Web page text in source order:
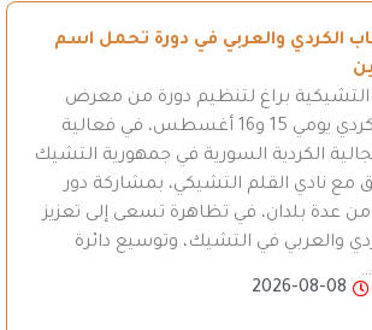
الكردي والعربي في دورة تحمل اسم
براغ لتنظيم دورة من معرض
الكتاب العربي والكردي يومي 15 و16 أغسطس، في فعالية
الكردية السورية في جمهورية التشيك
مع نادي القلم التشيكي، بمشاركة دور
عدة بلدان، في تظاهرة تسعى إلى تعزيز
والعربي في التشيك، وتوسيع دائرة
2026-08-08